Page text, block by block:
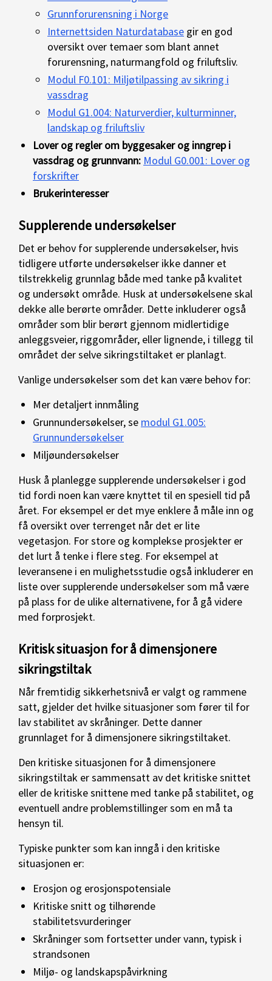
Grunnforurensning i Norge
Internettsiden Naturdatabase gir en god
oversikt over temaer som blant annet
forurensning, naturmangfold og friluftsliv.
Modul F0.101: Miljøtilpassing av sikring i
vassdrag
Modul G1.004: Naturverdier, kulturminner,
landskap og friluftsliv
Lover og regler om byggesaker og inngrep i
vassdrag og grunnvann: Modul G0.001: Lover og
forskrifter
Brukerinteresser
Supplerende undersøkelser
Det er behov for supplerende undersøkelser, hvis
tidligere utførte undersøkelser ikke danner et
tilstrekkelig grunnlag både med tanke på kvalitet
og undersøkt område. Husk at undersøkelsene skal
dekke alle berørte områder. Dette inkluderer også
områder som blir berørt gjennom midlertidige
anleggsveier, riggområder, eller lignende, i tillegg til
området der selve sikringstiltaket er planlagt.
Vanlige undersøkelser som det kan være behov for:
Mer detaljert innmåling
Grunnundersøkelser, se modul G1.005:
Grunnundersøkelser
Miljøundersøkelser
Husk å planlegge supplerende undersøkelser i god
tid fordi noen kan være knyttet til en spesiell tid på
året. For eksempel er det mye enklere å måle inn og
få oversikt over terrenget når det er lite
vegetasjon. For store og komplekse prosjekter er
det lurt å tenke i flere steg. For eksempel at
leveransene i en mulighetsstudie også inkluderer en
liste over supplerende undersøkelser som må være
på plass for de ulike alternativene, for å gå videre
med forprosjekt.
Kritisk situasjon for å dimensjonere
sikringstiltak
Når fremtidig sikkerhetsnivå er valgt og rammene
satt, gjelder det hvilke situasjoner som fører til for
lav stabilitet av skråninger. Dette danner
grunnlaget for å dimensjonere sikringstiltaket.
Den kritiske situasjonen for å dimensjonere
sikringstiltak er sammensatt av det kritiske snittet
eller de kritiske snittene med tanke på stabilitet, og
eventuell andre problemstillinger som en må ta
hensyn til.
Typiske punkter som kan inngå i den kritiske
situasjonen er:
Erosjon og erosjonspotensiale
Kritiske snitt og tilhørende
stabilitetsvurderinger
Skråninger som fortsetter under vann, typisk i
strandsonen
Miljø- og landskapspåvirkning